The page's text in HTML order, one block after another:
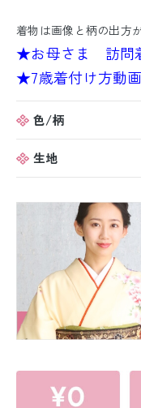
着物は画像と柄の出方
★お母さま 訪問
★7歳着付け方動
色/柄
生地